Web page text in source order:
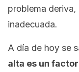
problema
inadecuada.
A día de hoy se
alta es un